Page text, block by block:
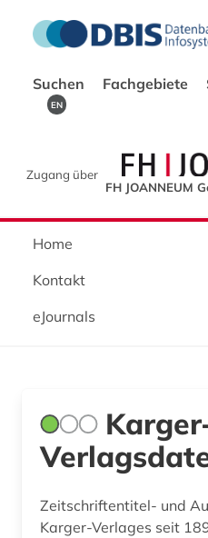
Suchen Fachgebiete
EN
Zugang über
FH JOANNEUM
Home
Kontakt
eJournals
Zeitschriftentitel- und
Karger-Verlages seit